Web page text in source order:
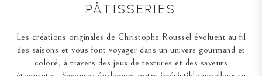
PÂTISSERIES
Les créations originales de Christophe Roussel évoluent au fil
des saisons et vous font voyager dans un univers gourmand et
coloré, à travers des jeux de textures et des saveurs